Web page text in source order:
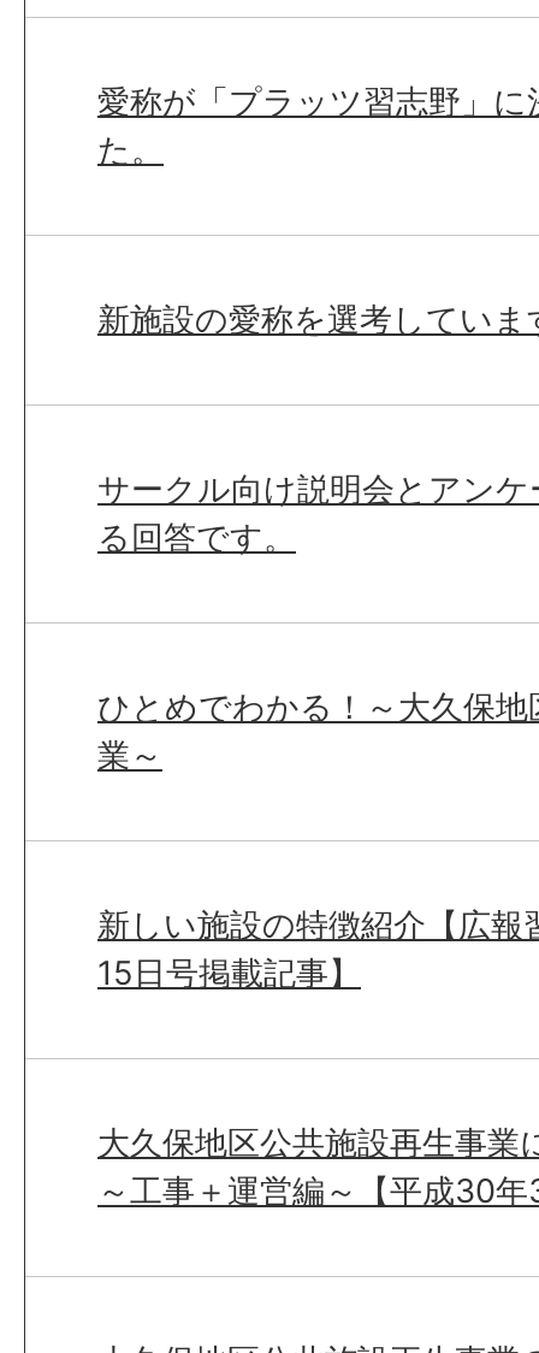
愛称が「プラッツ習志野」
た。
新施設の愛称を選考していま
サークル向け説明会とアン
る回答です。
ひとめでわかる！～大久保地
業～
新しい施設の特徴紹介【広
15日号掲載記事】
大久保地区公共施設再生事業
～工事＋運営編～【平成30